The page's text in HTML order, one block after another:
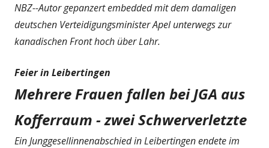
NBZ--Autor gepanzert embedded mit dem damaligen
deutschen Verteidigungsminister Apel unterwegs zur
kanadischen Front hoch über Lahr.
Feier in Leibertingen
Mehrere Frauen fallen bei JGA aus
Kofferraum - zwei Schwerverletzte
Ein Junggesellinnenabschied in Leibertingen endete im